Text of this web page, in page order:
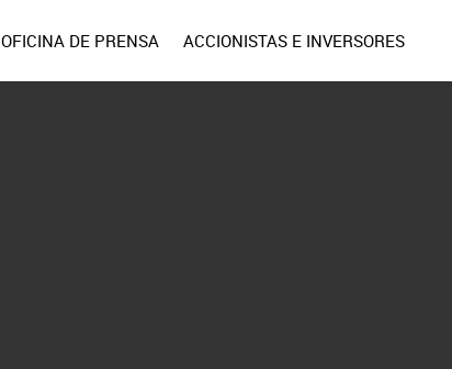
OFICINA DE PRENSA ACCIONISTAS E INVERSORES